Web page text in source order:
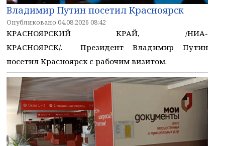
Владимир Путин посетил Красноярск
Опубликовано 04.08.2026 08:42
КРАСНОЯРСКИЙ КРАЙ, /НИА-
КРАСНОЯРСК/. Президент Владимир Путин
посетил Красноярск с рабочим визитом.